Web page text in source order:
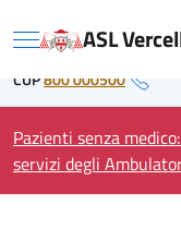
to Regione Piemonte
Menu ASL
CUP800 000500
Pazienti senza
servizi degli